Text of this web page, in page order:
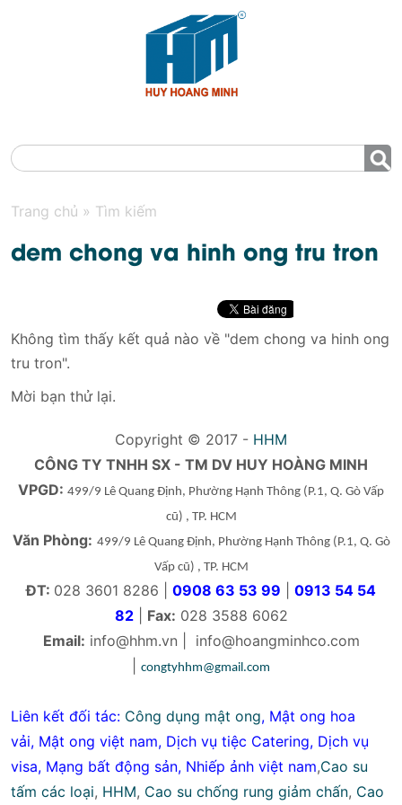
Trang chủ » Tìm kiếm
dem chong va hinh ong tru tron
Không tìm thấy kết quả nào về "dem chong va hinh ong
tru tron".
Mời bạn thử lại.
Copyright © 2017 - HHM
CÔNG TY TNHH SX - TM DV HUY HOÀNG MINH
VPGD: 499/9 Lê Quang Định, Phường Hạnh Thông (P.1, Q. Gò Vấp
cũ) , TP. HCM
Văn Phòng: 499/9 Lê Quang Định, Phường Hạnh Thông(P.1, Q. Gò
Vấp cũ) , TP. HCM
ĐT: 028 3601 8286 | 0908 63 53 99
0913 54 54
82| Fax: 028 3588 6062
Email: info@hhm.vn
info@hoangminhco.com
congtyhhm@gmail.com
Liên kết đối tác: Công dụng mật ong, Mật ong hoa
vải, Mật ong việt nam, Dịch vụ tiệc Catering, Dịch vụ
visa, Mạng bất động sản, Nhiếp ảnh việt nam,Cao su
tấm các loại, HHM, Cao su chống rung giảm chấn, Cao